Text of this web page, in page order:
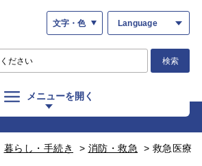
文字・色 Language
検索
メニューを開く
暮らし・手続き > 消防・救急 > 救急医療